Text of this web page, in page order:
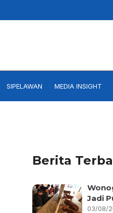
SIPELAWAN MEDIA INSIGHT
Berita
Jadi
03/08/